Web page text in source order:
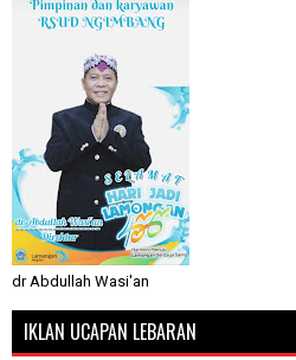
dr Abdullah Wasi'an
IKLAN UCAPAN LEBARAN